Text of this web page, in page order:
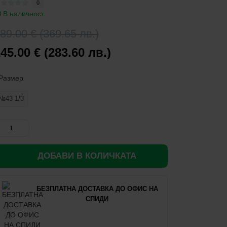
0
В наличност
€ (283.60 лв.)
1/3
ДОБАВИ В КОЛИЧКАТА
БЕЗПЛАТНА ДОСТАВКА ДО ОФИС НА
СПИДИ